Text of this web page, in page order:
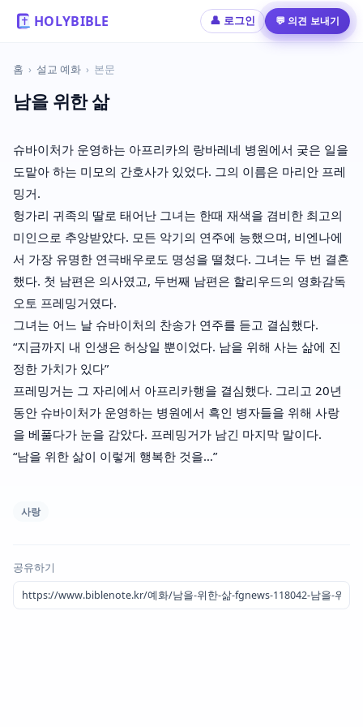
HOLYBIBLE 👤 로그인 💬 의견 보내기
홈 › 설교 예화 › 본문
남을 위한 삶
슈바이처가 운영하는 아프리카의 랑바레네 병원에서 궂은 일을
도맡아 하는 미모의 간호사가 있었다. 그의 이름은 마리안 프레
밍거.
헝가리 귀족의 딸로 태어난 그녀는 한때 재색을 겸비한 최고의
미인으로 추앙받았다. 모든 악기의 연주에 능했으며, 비엔나에
서 가장 유명한 연극배우로도 명성을 떨쳤다. 그녀는 두 번 결혼
했다. 첫 남편은 의사였고, 두번째 남편은 할리우드의 영화감독
오토 프레밍거였다.
그녀는 어느 날 슈바이처의 찬송가 연주를 듣고 결심했다.
“지금까지 내 인생은 허상일 뿐이었다. 남을 위해 사는 삶에 진
정한 가치가 있다”
프레밍거는 그 자리에서 아프리카행을 결심했다. 그리고 20년
동안 슈바이처가 운영하는 병원에서 흑인 병자들을 위해 사랑
을 베풀다가 눈을 감았다. 프레밍거가 남긴 마지막 말이다.
“남을 위한 삶이 이렇게 행복한 것을…”
사랑
공유하기